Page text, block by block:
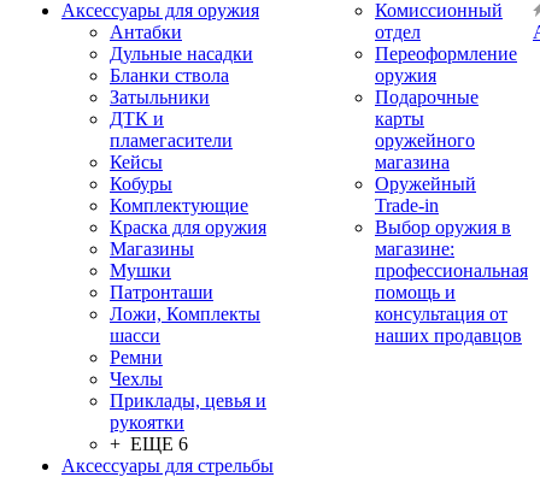
Аксессуары для оружия
Антабки
Дульные насадки
Бланки ствола
Затыльники
ДТК и
пламегасители
Кейсы
Кобуры
Комплектующие
Краска для оружия
Магазины
Мушки
Патронташи
Ложи, Комплекты
шасси
Ремни
Чехлы
Приклады, цевья и
рукоятки
+ ЕЩЕ 6
Аксессуары для стрельбы
Комиссионный
отдел
Переоформление
оружия
Подарочные
карты
оружейного
магазина
Оружейный
Trade-in
Выбор оружия в
магазине:
профессиональная
помощь и
консультация от
наших продавцов